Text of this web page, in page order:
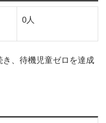
0人
、待機児童ゼロを達成